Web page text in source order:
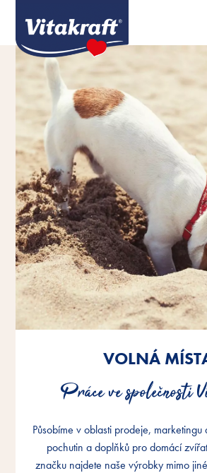
VOLNÁ
Práce ve společnosti
Působíme v oblasti prodeje, marketingu
pochutin a doplňků pro domácí
značku najdete naše výrobky mimo
VOLNÁ
Práce ve společnosti
Působíme v oblasti prodeje, marketingu
pochutin a doplňků pro domácí
značku najdete naše výrobky mimo
VOLNÁ
Práce ve společnosti
Působíme v oblasti prodeje, marketingu
pochutin a doplňků pro domácí
značku najdete naše výrobky mimo